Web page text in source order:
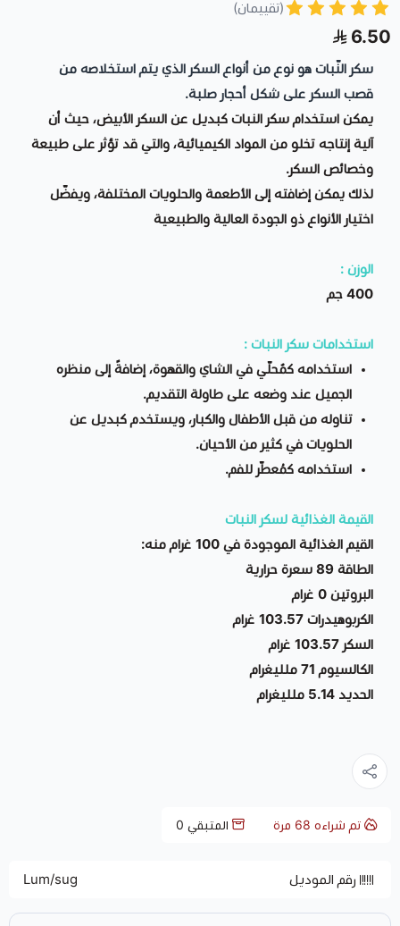
(تقييمان)
6.50
سكر النّبات هو نوع من أنواع السكر الذي يتم استخلاصه من
قصب السكر على شكل أحجار صلبة.
يمكن استخدام سكر النبات كبديل عن السكر الأبيض، حيث أن
آلية إنتاجه تخلو من المواد الكيميائية، والتي قد تؤثر على طبيعة
وخصائص السكر.
لذلك يمكن إضافته إلى الأطعمة والحلويات المختلفة، ويفضّل
اختيار الأنواع ذو الجودة العالية والطبيعية
الوزن :
400 جم
استخدامات سكر النبات :
استخدامه كمٌحلّي في الشاي والقهوة، إضافةً إلى منظره
الجميل عند وضعه على طاولة التقديم.
تناوله من قبل الأطفال والكبار، ويستخدم كبديل عن
الحلويات في كثير من الأحيان.
استخدامه كمُعطّر للفم.
القيمة الغذائية لسكر النبات
القيم الغذائية الموجودة في 100 غرام منه:
الطاقة 89 سعرة حرارية
البروتين 0 غرام
الكربوهيدرات 103.57 غرام
السكر 103.57 غرام
الكالسيوم 71 ملليغرام
الحديد 5.14 ملليغرام
تم شراءه 68 مرة المتبقي 0
رقم الموديل Lum/sug